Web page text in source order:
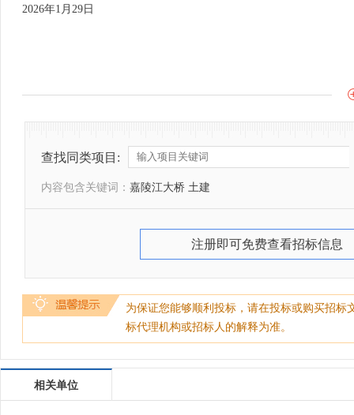
2026年1月29日
查找同类项目:
内容包含关键词： 嘉陵江大桥 土建
注册即可免费查看招标信息
为保证您能够顺利投标，请在投标或购买招
标代理机构或招标人的解释为准。
相关单位